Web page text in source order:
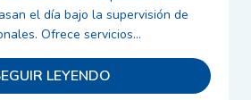
el día bajo la supervisión de
Ofrece servicios...
LEYENDO